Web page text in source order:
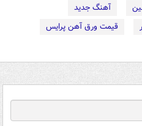
آهنگ جدید
قیمت ورق آهن پرایس